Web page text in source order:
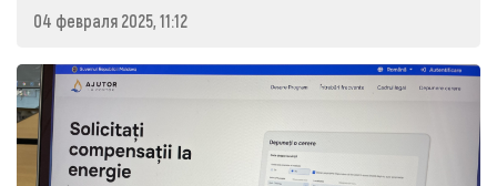
04 февраля 2025, 11:12